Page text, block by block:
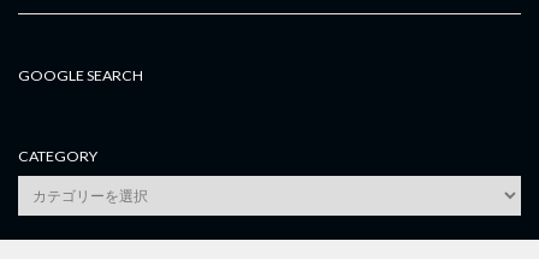
GOOGLE SEARCH
CATEGORY
category